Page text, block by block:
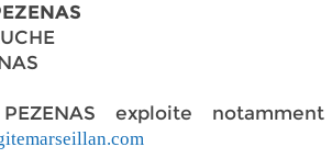
PEZENAS exploite